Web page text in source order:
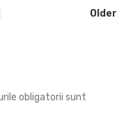
Older
obligatorii sunt